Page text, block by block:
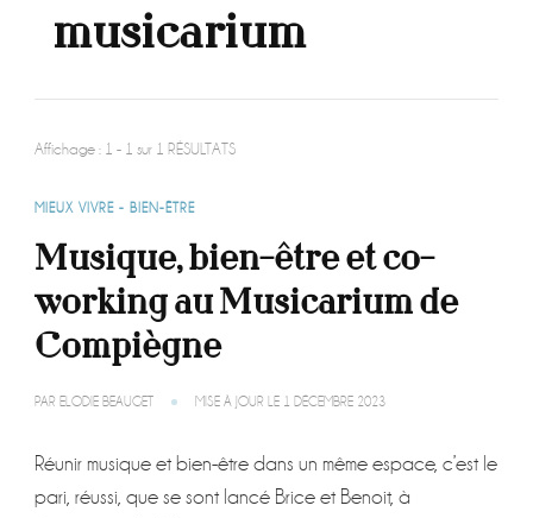
musicarium
Affichage : 1 - 1 sur 1 RÉSULTATS
MIEUX VIVRE - BIEN-ÊTRE
Musique, bien-être et co-
working au Musicarium de
Compiègne
PAR ELODIE BEAUGET MISE À JOUR LE 1 DÉCEMBRE 2023
Réunir musique et bien-être dans un même espace, c’est le
pari, réussi, que se sont lancé Brice et Benoit, à